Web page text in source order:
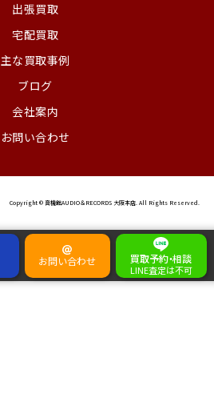
出張買取
宅配買取
主な買取事例
ブログ
会社案内
お問い合わせ
Copyright © 音機館AUDIO＆RECORDS 大阪本店. All Rights Reserved.
お問い合わせ 買取予約・相談
LINE査定は不可